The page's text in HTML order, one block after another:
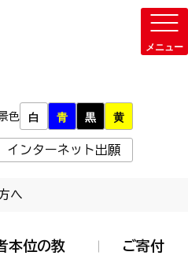
色 白 青 黒 黄
インターネット出願
へ
本位の教
ご寄付